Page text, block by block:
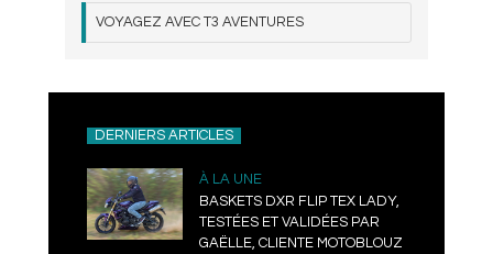
VOYAGEZ AVEC T3 AVENTURES
DERNIERS ARTICLES
À LA UNE
BASKETS DXR FLIP TEX LADY,
TESTÉES ET VALIDÉES PAR
GAËLLE, CLIENTE MOTOBLOUZ